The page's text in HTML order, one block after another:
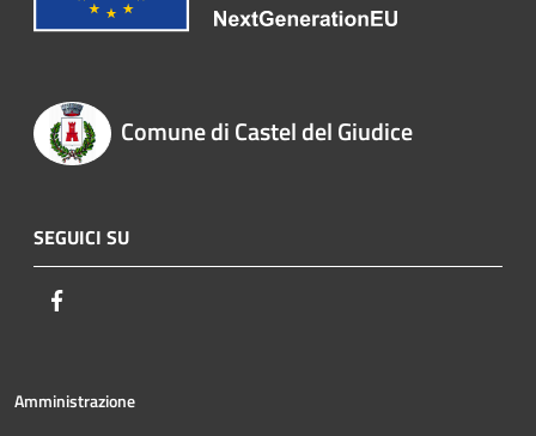
Comune di Castel del Giudice
SEGUICI SU
Amministrazione